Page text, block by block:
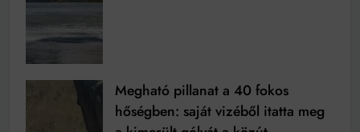
Megható pillanat a 40 fokos
hőségben: saját vizéből itatta meg